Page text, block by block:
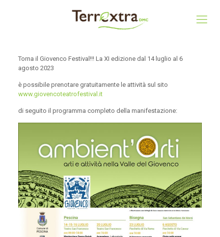
Torna il Giovenco Festival!!! La XI edizione dal 14 luglio al 6
agosto 2023
è possibile prenotare gratuitamente le attività sul sito
www.giovencoteatrofestival.it
di seguito il programma completo della manifestazione: